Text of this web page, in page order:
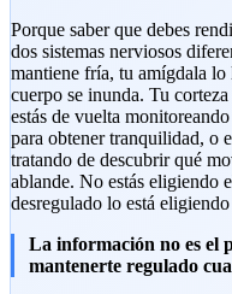
Porque saber que debes
dos sistemas nerviosos
mantiene fría, tu amígdala lo
cuerpo se inunda. Tu
estás de vuelta
para obtener tranquilidad, o
tratando de descubrir qué
ablande. No estás eligiendo
desregulado lo está
La información no es el
mantenerte regulado